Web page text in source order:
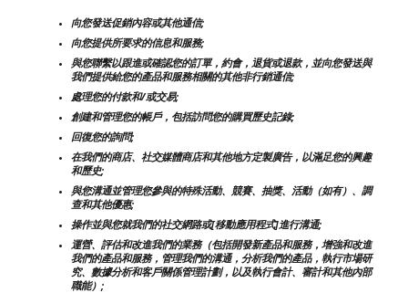
向您發送促銷內容或其他通信;
向您提供所要求的信息和服務;
與您聯繫以跟進或確認您的訂單，約會，退貨或退款，並向您發送與
我們提供給您的產品和服務相關的其他非行銷通信;
處理您的付款和/或交易;
創建和管理您的帳戶，包括訪問您的購買歷史記錄;
回復您的詢問;
在我們的商店、社交媒體商店和其他地方定製廣告，以滿足您的興趣
和歷史;
與您溝通並管理您參與的特殊活動、競賽、抽獎、活動（如有）、調
查和其他優惠;
操作並與您就我們的社交網路或[移動應用程式]進行溝通;
運營、評估和改進我們的業務（包括開發新產品和服務，增強和改進
我們的產品和服務，管理我們的溝通，分析我們的產品，執行市場研
究、數據分析和客戶關係管理計劃，以及執行會計、審計和其他內部
職能）;